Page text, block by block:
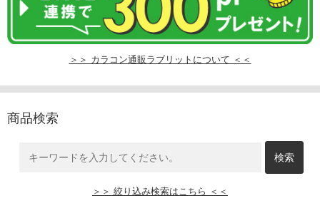
＞＞ カラコン通販ラブリットについて ＜＜
商品検索
＞＞ 絞り込み検索はこちら ＜＜